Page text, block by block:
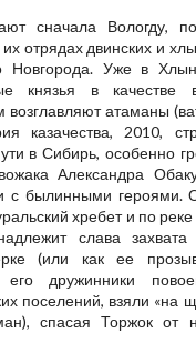
сначала Вологду,
отрядах двинских и
Новгорода. Уже в
князья в качестве
возглавляют атаманы
казачества, 2010,
в Сибирь, особенно
Александра
с былинными героями.
хребет и по
слава захвата
(или как ее
дружинники
поселений, взяли «на
спасая Торжок от